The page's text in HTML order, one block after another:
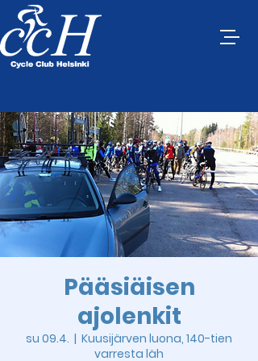
Pääsiäisen
ajolenkit
su 09.4.
  |
Kuusijärven luona, 140-tien
varresta läh